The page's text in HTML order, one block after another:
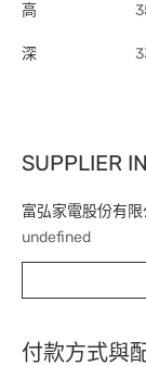
高
深
SUPPLIER
富弘家電股份有限
undefined
付款方式與